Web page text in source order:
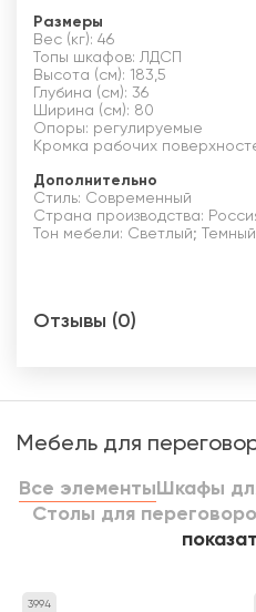
Размеры
Вес (кг): 46
Топы шкафов: ЛДСП
Высота (см): 183,5
Глубина (см): 36
Ширина (см): 80
Опоры: регулируемые
Кромка рабочих
Дополнительно
Стиль: Современный
Страна производства:
Тон мебели: Светлый; Темный
Отзывы (0)
Мебель для
Все элементы Шкафы
Столы для
3994